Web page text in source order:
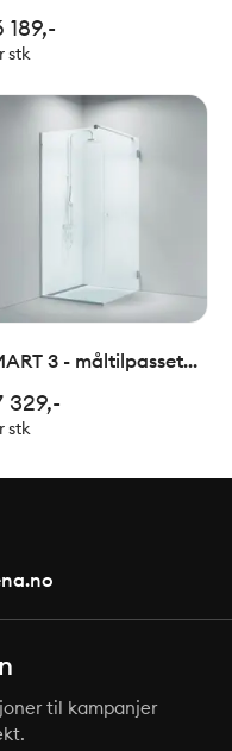
189,-
stk
3 - måltilpasset
329,-
stk
til kampanjer